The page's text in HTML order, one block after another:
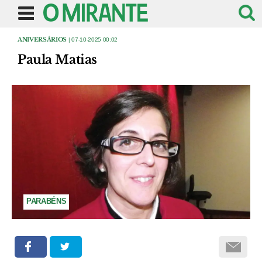
ANIVERSÁRIOS | 07-10-2025 00:02
Paula Matias
PARABÉNS